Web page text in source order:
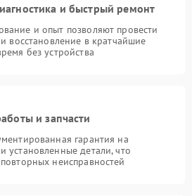
и быстрый ремонт
и опыт позволяют провести
восстановление в кратчайшие
без устройства
и запчасти
гарантия на
установленные детали, что
неисправностей